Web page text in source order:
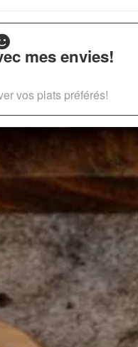
mes envies!
vos plats préférés!